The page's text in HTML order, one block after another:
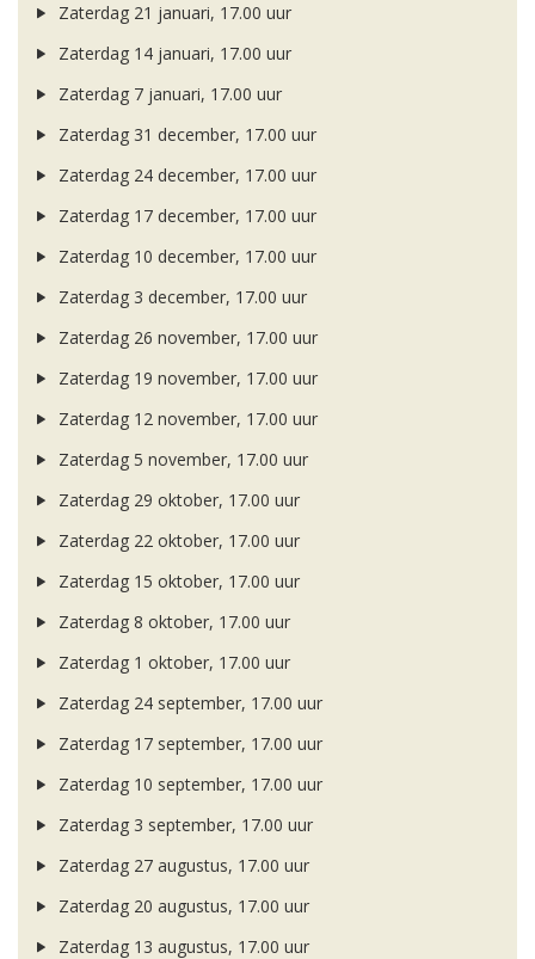
Zaterdag 21 januari, 17.00 uur
Zaterdag 14 januari, 17.00 uur
Zaterdag 7 januari, 17.00 uur
Zaterdag 31 december, 17.00 uur
Zaterdag 24 december, 17.00 uur
Zaterdag 17 december, 17.00 uur
Zaterdag 10 december, 17.00 uur
Zaterdag 3 december, 17.00 uur
Zaterdag 26 november, 17.00 uur
Zaterdag 19 november, 17.00 uur
Zaterdag 12 november, 17.00 uur
Zaterdag 5 november, 17.00 uur
Zaterdag 29 oktober, 17.00 uur
Zaterdag 22 oktober, 17.00 uur
Zaterdag 15 oktober, 17.00 uur
Zaterdag 8 oktober, 17.00 uur
Zaterdag 1 oktober, 17.00 uur
Zaterdag 24 september, 17.00 uur
Zaterdag 17 september, 17.00 uur
Zaterdag 10 september, 17.00 uur
Zaterdag 3 september, 17.00 uur
Zaterdag 27 augustus, 17.00 uur
Zaterdag 20 augustus, 17.00 uur
Zaterdag 13 augustus, 17.00 uur